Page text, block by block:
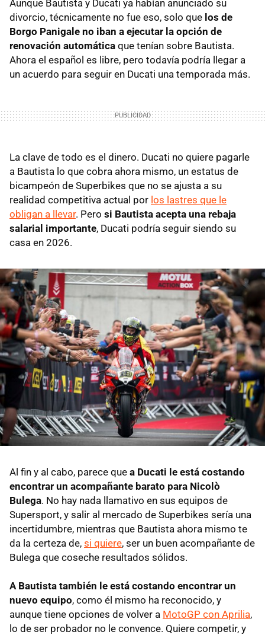
Aunque Bautista y Ducati ya habían anunciado su
divorcio, técnicamente no fue eso, solo que los de
Borgo Panigale no iban a ejecutar la opción de
renovación automática que tenían sobre Bautista.
Ahora el español es libre, pero todavía podría llegar a
un acuerdo para seguir en Ducati una temporada más.
La clave de todo es el dinero. Ducati no quiere pagarle
a Bautista lo que cobra ahora mismo, un estatus de
bicampeón de Superbikes que no se ajusta a su
realidad competitiva actual por los lastres que le
obligan a llevar. Pero si Bautista acepta una rebaja
salarial importante, Ducati podría seguir siendo su
casa en 2026.
Al fin y al cabo, parece que a Ducati le está costando
encontrar un acompañante barato para Nicolò
Bulega. No hay nada llamativo en sus equipos de
Supersport, y salir al mercado de Superbikes sería una
incertidumbre, mientras que Bautista ahora mismo te
da la certeza de, si quiere, ser un buen acompañante de
Bulega que coseche resultados sólidos.
A Bautista también le está costando encontrar un
nuevo equipo, como él mismo ha reconocido, y
aunque tiene opciones de volver a MotoGP con Aprilia,
lo de ser probador no le convence. Quiere competir, y